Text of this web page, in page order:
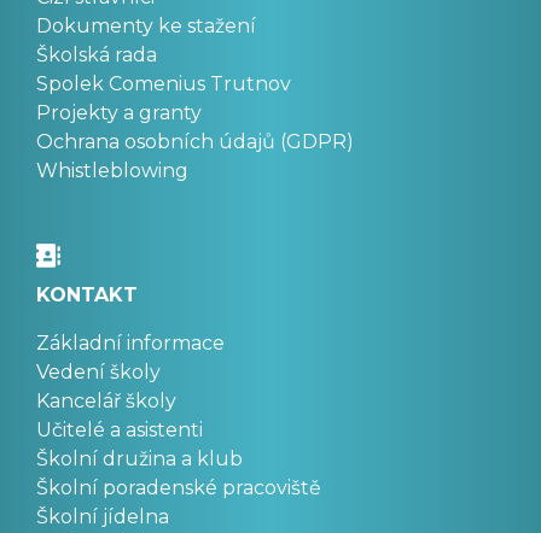
Dokumenty ke stažení
Školská rada
Spolek Comenius Trutnov
Projekty a granty
Ochrana osobních údajů (GDPR)
Whistleblowing
KONTAKT
Základní informace
Vedení školy
Kancelář školy
Učitelé a asistenti
Školní družina a klub
Školní poradenské pracoviště
Školní jídelna